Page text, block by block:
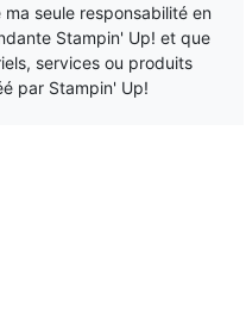
seule responsabilité en
Stampin' Up! et que
services ou produits
par Stampin' Up!